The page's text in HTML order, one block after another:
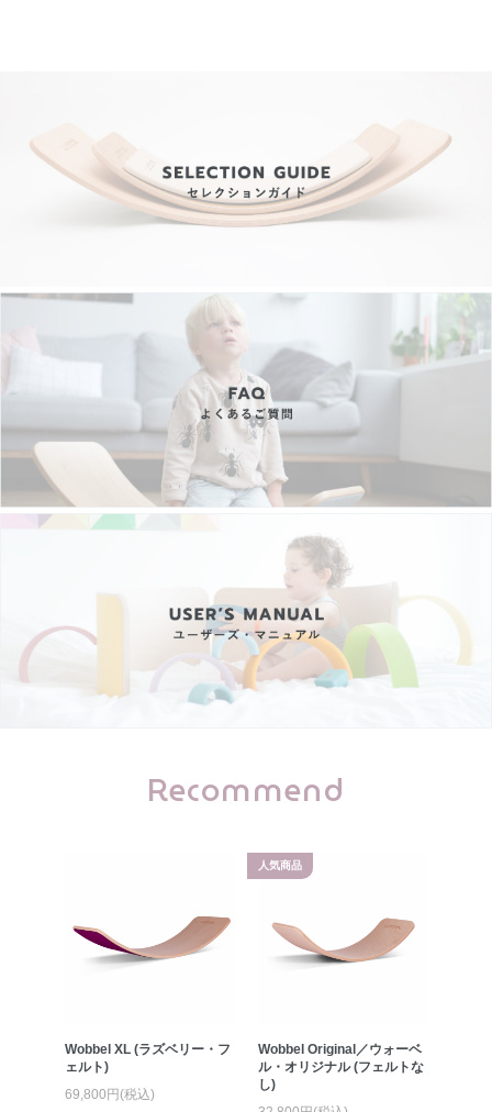
Recommend
Wobbel XL (ラズベリー・フ
ェルト)
69,800円(税込)
人気商品
Wobbel Original／ウォーベ
ル・オリジナル (フェルトな
し)